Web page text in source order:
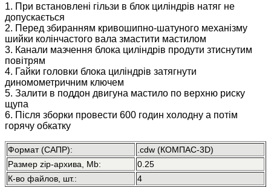
1. При встановлені гільзи в блок циліндрів натяг не
допускається
2. Перед збиранням кривошипно-шатуного механізму
шийки колінчастого вала змастити мастилом
3. Канали мазчення блока циліндрів продути зтиснутим
повітрям
4. Гайки головки блока циліндрів затягнути
диномометричним ключем
5. Залити в поддон двигуна мастило по верхню риску
щупа
6. Після зборки провести 600 годин холодну а потім
горячу обкатку
Формат (САПР):
.cdw (КОМПАС-3D)
Размер zip-архива, Mb:
0.25
К-во файлов, шт.:
4